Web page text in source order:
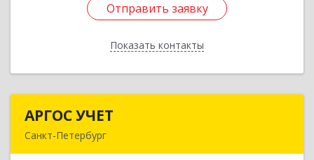
Отправить заявку
Показать контакты
Отправить заявку
Назад
АРГОС УЧЕТ
Санкт-Петербург